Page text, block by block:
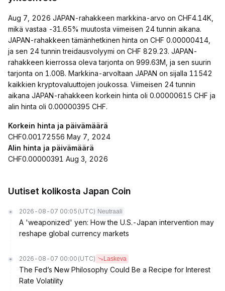
Aug 7, 2026 JAPAN-rahakkeen markkina-arvo on CHF4.14K,
mikä vastaa -31.65% muutosta viimeisen 24 tunnin aikana.
JAPAN-rahakkeen tämänhetkinen hinta on CHF 0.00000414,
ja sen 24 tunnin treidausvolyymi on CHF 829.23. JAPAN-
rahakkeen kierrossa oleva tarjonta on 999.63M, ja sen suurin
tarjonta on 1.00B. Markkina-arvoltaan JAPAN on sijalla 11542
kaikkien kryptovaluuttojen joukossa. Viimeisen 24 tunnin
aikana JAPAN-rahakkeen korkein hinta oli 0.00000615 CHF ja
alin hinta oli 0.00000395 CHF.
Korkein hinta ja päivämäärä
CHF0.00172556 May 7, 2024
Alin hinta ja päivämäärä
CHF0.00000391 Aug 3, 2026
Uutiset kolikosta Japan Coin
2026-08-07 00:05 (UTC) Neutraali
A 'weaponized' yen: How the U.S.-Japan intervention may
reshape global currency markets
2026-08-07 00:00 (UTC) Laskeva
The Fed’s New Philosophy Could Be a Recipe for Interest
Rate Volatility